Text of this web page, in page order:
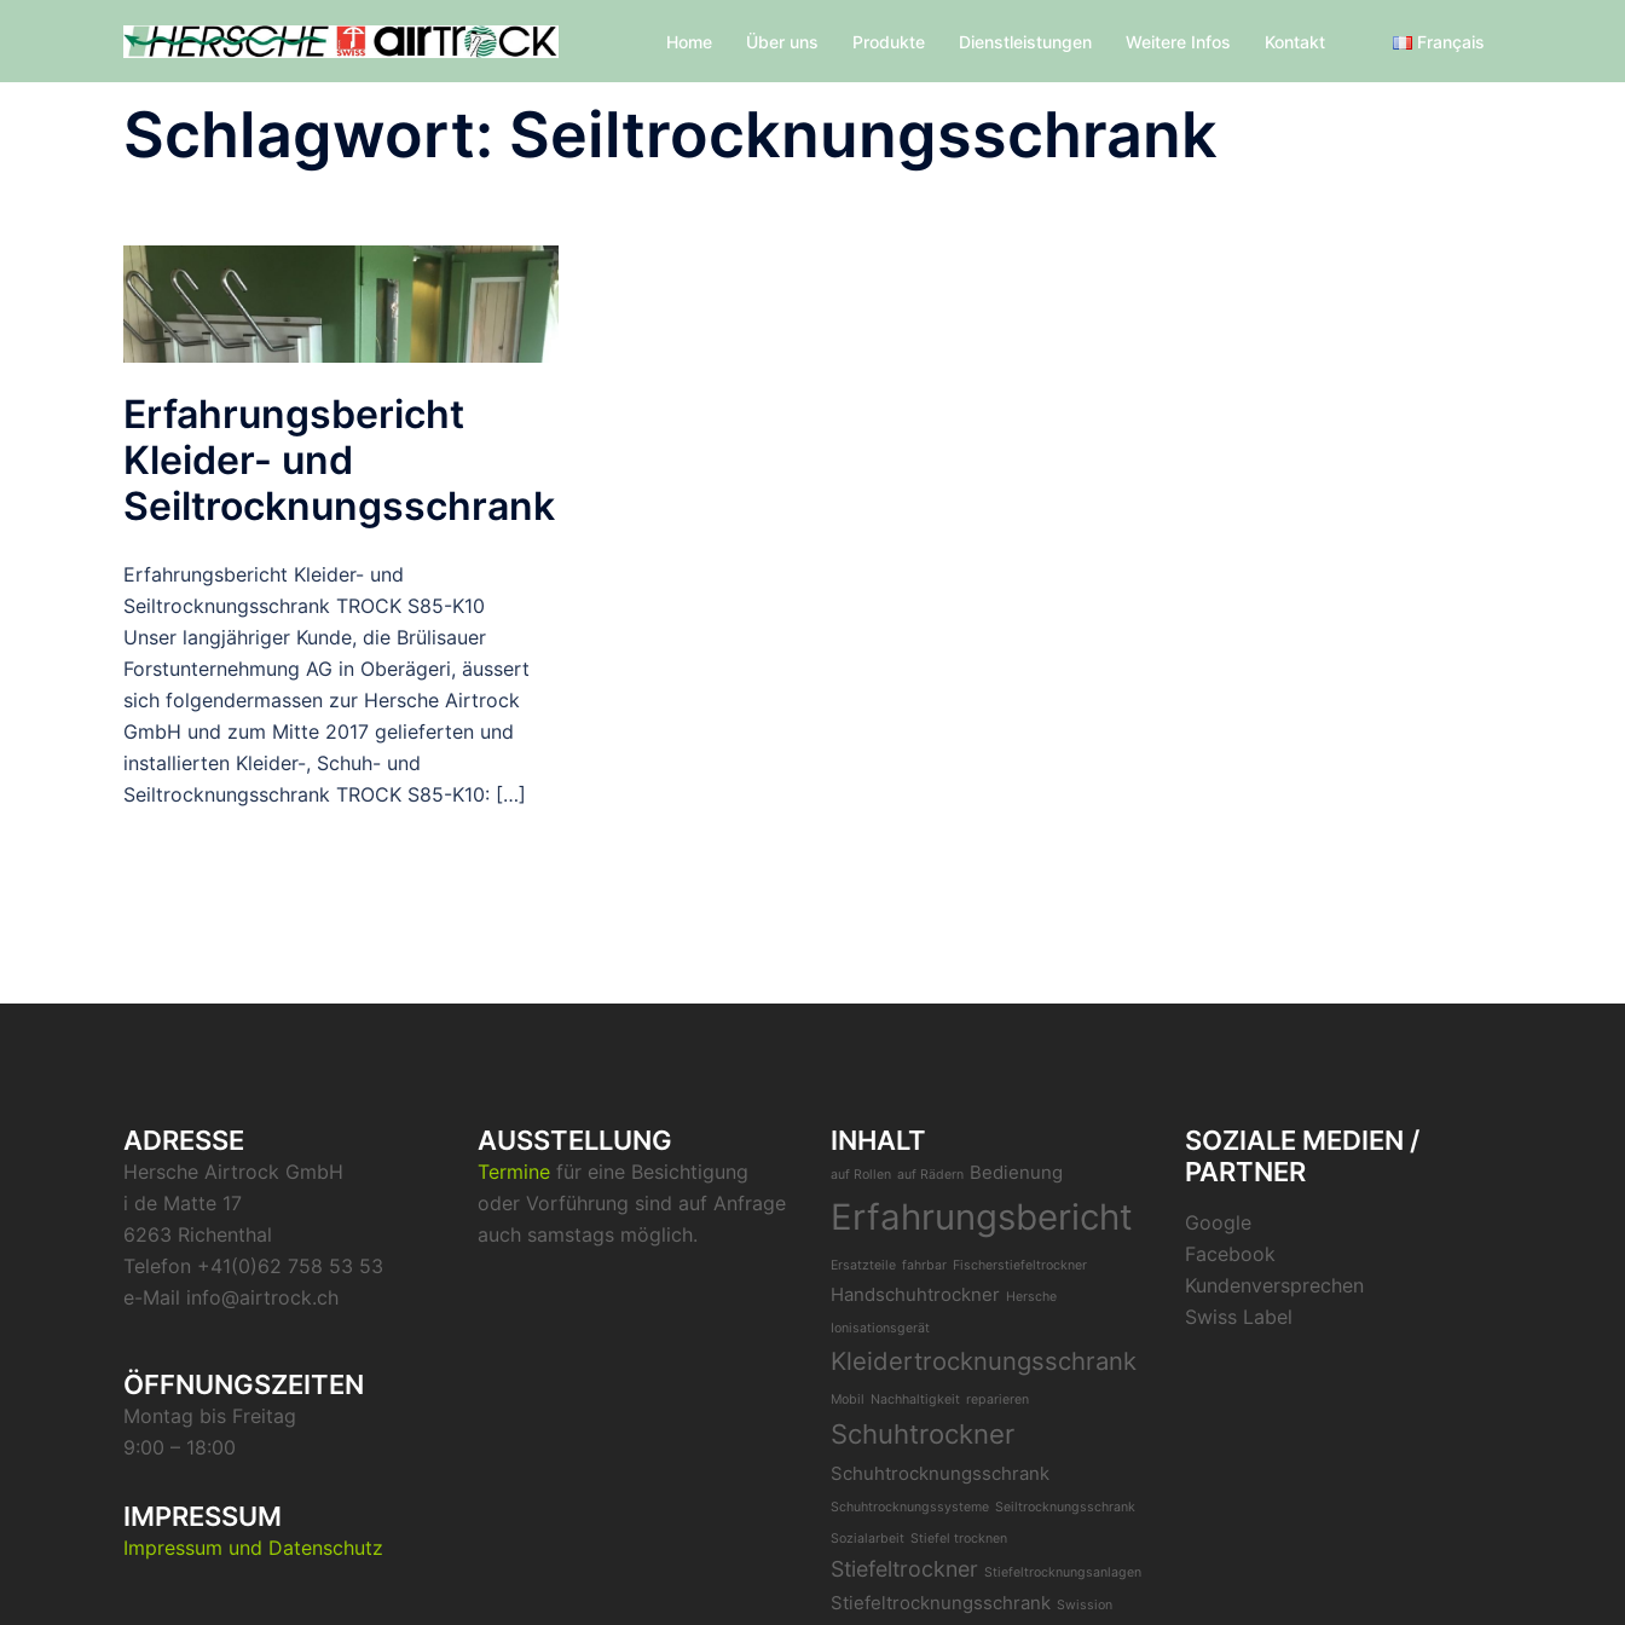
springen
Home Über uns Produkte Dienstleistungen Weitere Infos Kontakt Français
Schlagwort: Seiltrocknungsschrank
Erfahrungsbericht
Kleider- und
Seiltrocknungsschrank
Erfahrungsbericht Kleider- und
Seiltrocknungsschrank TROCK S85-K10
Unser langjähriger Kunde, die Brülisauer
Forstunternehmung AG in Oberägeri, äussert
sich folgendermassen zur Hersche Airtrock
GmbH und zum Mitte 2017 gelieferten und
installierten Kleider-, Schuh- und
Seiltrocknungsschrank TROCK S85-K10: […]
ADRESSE
Hersche Airtrock GmbH
i de Matte 17
6263 Richenthal
Telefon +41(0)62 758 53 53
e-Mail info@airtrock.ch
ÖFFNUNGSZEITEN
Montag bis Freitag
9:00 – 18:00
IMPRESSUM
Impressum und Datenschutz
AUSSTELLUNG
Termine für eine Besichtigung
oder Vorführung sind auf Anfrage
auch samstags möglich.
INHALT
auf Rollen auf Rädern Bedienung
Erfahrungsbericht
Ersatzteile fahrbar Fischerstiefeltrockner
Handschuhtrockner Hersche
Ionisationsgerät
Kleidertrocknungsschrank
Mobil Nachhaltigkeit reparieren
Schuhtrockner
Schuhtrocknungsschrank
Schuhtrocknungssysteme Seiltrocknungsschrank
Sozialarbeit Stiefel trocknen
Stiefeltrockner Stiefeltrocknungsanlagen
Stiefeltrocknungsschrank Swission
SOZIALE MEDIEN /
PARTNER
Google
Facebook
Kundenversprechen
Swiss Label